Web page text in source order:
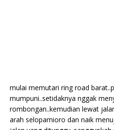
mulai memutari ring road
mumpuni..setidaknya nggak
rombongan..kemudian lewat
arah selopamioro dan naik